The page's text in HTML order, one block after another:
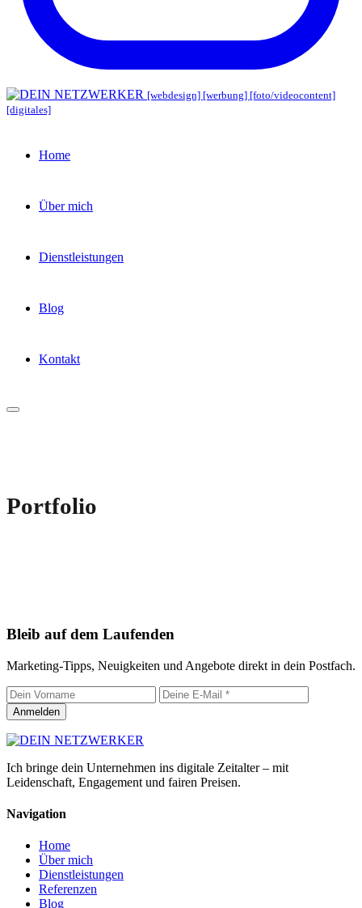
[webdesign] [werbung] [foto/videocontent]
[digitales]
Home
Über mich
Dienstleistungen
Blog
Kontakt
Portfolio
Bleib auf dem Laufenden
Marketing-Tipps, Neuigkeiten und Angebote direkt in dein Postfach.
Anmelden
Ich bringe dein Unternehmen ins digitale Zeitalter – mit
Leidenschaft, Engagement und fairen Preisen.
Navigation
Home
Über mich
Dienstleistungen
Referenzen
Blog